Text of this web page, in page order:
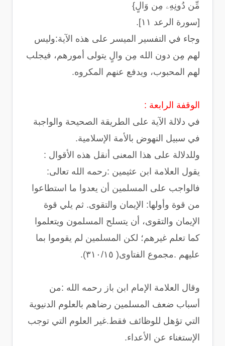
مِّن دُونِهِۦ مِن وَالٍ}
[سورة الرعد ١١].
وجاء في التفسير الميسر على هذه الآية:وليس
لهم مِن دون الله مِن والٍ يتولى أمورهم، فيجلب
لهم المحبوب، ويدفع عنهم المكروه.
الوقفة الرابعة :
في دلالة الآية على الطريقة الصحيحة والواجبة
في سبيل النهوض بالأمة الإسلامية.
وللدلالة على هذا المعنى أنقل هذه الأقوال :
يقول العلامة ابن عثيمين :رحمه الله تعالى:
فالواجب على المسلمين أن يعدوا ما استطاعوا
من قوة وأولها: الإيمان والتقوى. ثم يلي قوة
الإيمان والتقوى، أن يتسلح المسلمون ويتعلموا
كما تعلم غيرهم؛ لكن المسلمين لم يقوموا بما
عليهم .مجموع الفتاوى( ٣١٠/١٥).
وقال العلامة الإمام ابن باز رحمه الله :من
أسباب ضعف المسلمين رضاهم بالعلوم الدنيوية
التي تؤهل للوظائف فقط.غير العلوم التي توجب
الإستغناء عن الأعداء.